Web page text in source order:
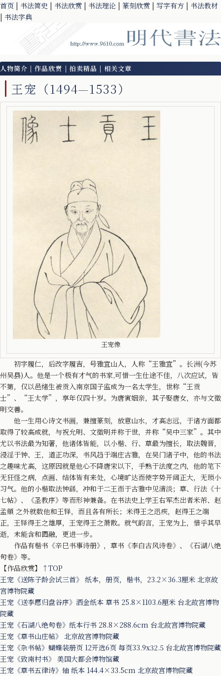
首页 | 书法简史 | 书法欣赏 | 书法理论 | 篆刻欣赏 | 写字有方 | 书法教材
| 书法字典
人物简介 |作品欣赏 | 拍卖精品 | 相关文章
王宠（1494—1533）
王宠像
初字履仁，后改字履吉，号雅宜山人，人称“王雅宜”。长洲(今苏
州吴县)人。他是一个极有才气的书家,可惜一生仕途不佳，八次应试，皆
不第，仅以邑绪生被贡入南京国子监成为一名太学生，世称“王贡
士”、“王太学”，享年仅四十岁。为唐寅姻亲，其子娶唐女，亦与文徵
明交善。
他一生用心诗文书画，兼擅篆刻，放意山水，才高志远，于诸方面都
取得了较高成就，与祝允明、文徵明并称于世，并称“吴中三家”。其中
尤以书法最为知著，他诸体皆能，以小楷、行、草最为擅长，取法魏晋，
浸淫于钟、王，道正功深，书风趋于端庄古雅，在吴门诸子中，他的书法
之趣味尤高，这原因就是他心不降唐宋以下，手熟于法度之内，他的笔下
无狂怪之病，点画、结体皆有来处，心境旷达而使字势开阔正大，无琐小
习气。他的小楷取法钟繇，冲和于二王而于古雅中见清淡；草、行法《十
七帖》、《圣教序》等而形神兼备。在书法史上学王右军杰出者米芾、赵
孟頫 之外就数他和王铎，而且各有所长；米得王之迅疾，赵得王之端
正，王铎得王之雄厚，王宠得王之萧散。就气韵言，王宠为上，惜乎其早
逝，未能含和圆融，更进一步。
作品有楷书《辛巳书事诗册》，草书《李白古风诗卷》、《石湖八绝
句卷》等。
【作品欣赏】 ↑TOP
王宠《送陈子龄会试三首》 纸本，册页，楷书，23.2×36.3厘米 北京故
宫博物院藏
王宠《送李愿归盘谷序》洒金纸本 草书 25.8×1103.6厘米 台北故宫博物
院藏
王宠《石湖八绝句卷》纸本行书 28.8×288.6cm 台北故宫博物院藏
王宠《草书山庄帖》 北京故宫博物院藏
王宠《杂书帖》蝴蝶装册页 12开选6页 每页33.9x32.5 台北故宫博物院藏
王宠《致南村书》 美国大都会博物馆藏
王宠《草书五律诗》轴 纸本 144.4×33.5cm 北京故宫博物院藏